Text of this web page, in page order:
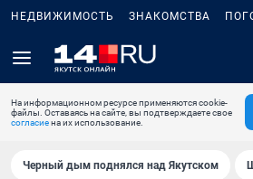
НЕДВИЖИМОСТЬ ЗНАКОМСТВА
На информационном ресурсе применяются cookie-
файлы. Оставаясь на сайте, вы подтверждаете свое
согласиена их использование.
Черный дым поднялся над Якутском